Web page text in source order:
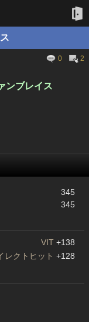
0
2
ンブレイス
345
345
VIT +138
レクトヒット +128